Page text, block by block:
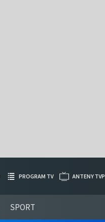
SPORT
PROGRAM TV ANTENY TVP